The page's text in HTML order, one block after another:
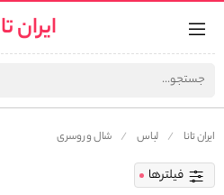
ایران
ایران تانا لباس شال و روسری
فیلترها